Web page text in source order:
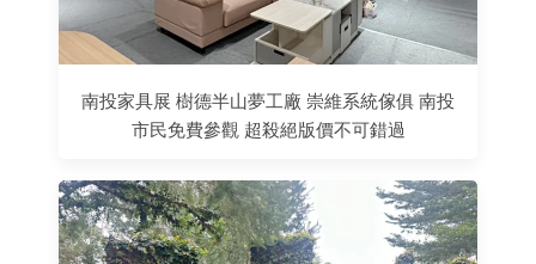
南投家具展 樹德半山夢工廠 崇維系統傢俱 南投
市民免費參觀 超殺絕版價不可錯過